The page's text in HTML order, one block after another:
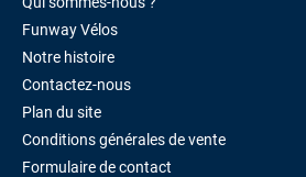
Funway Vélos
Notre histoire
Contactez-nous
Plan du site
Conditions générales de vente
Formulaire de contact